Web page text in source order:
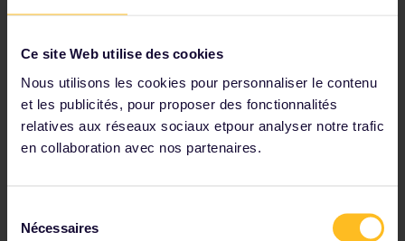
Ce site Web utilise des cookies
Nous utilisons les cookies pour personnaliser le contenu
et les publicités, pour proposer des fonctionnalités
relatives aux réseaux sociaux etpour analyser notre trafic
en collaboration avec nos partenaires.
Nécessaires